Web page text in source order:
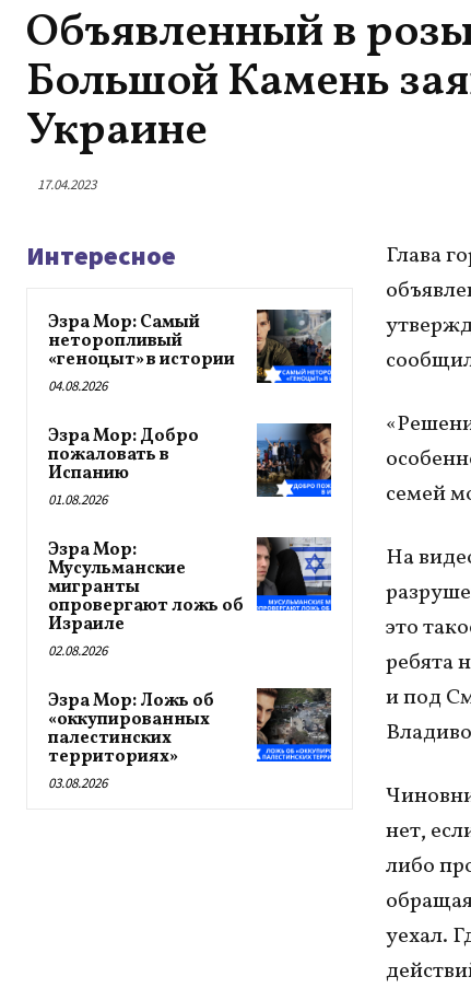
Объявленный в
Большой Камень
Украине
17.04.2023
Интересное
Эзра Мор: Самый
неторопливый
«геноцыт» в истории
04.08.2026
Эзра Мор: Добро
пожаловать в
Испанию
01.08.2026
Эзра Мор:
Мусульманские
мигранты
опровергают ложь об
Израиле
02.08.2026
Эзра Мор: Ложь об
«оккупированных
палестинских
территориях»
03.08.2026
Глава
семей
На
это
ребята
и под
нет,
либо
уехал.